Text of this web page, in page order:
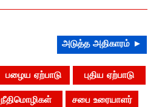
அடுத்த அதிகாரம் ►
பழைய ஏற்பாடு புதிய ஏற்பாடு
நீதிமொழிகள் சபை உரையாளர்